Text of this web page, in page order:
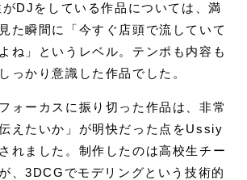
がDJをしている作品については、満
た瞬間に「今すぐ店頭で流していて
ね」というレベル。テンポも内容も
っかり意識した作品でした。
ォーカスに振り切った作品は、非常
えたいか」が明快だった点をUssiy
れました。制作したのは高校生チー
、3DCGでモデリングという技術的